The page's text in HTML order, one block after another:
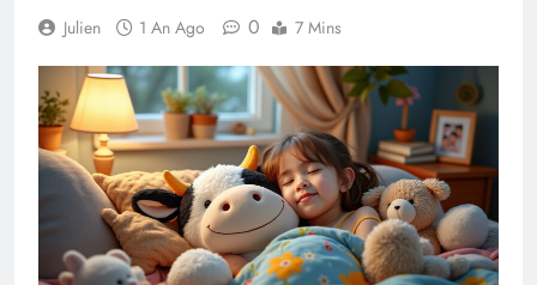
Julien 1 An Ago 0 7 Mins